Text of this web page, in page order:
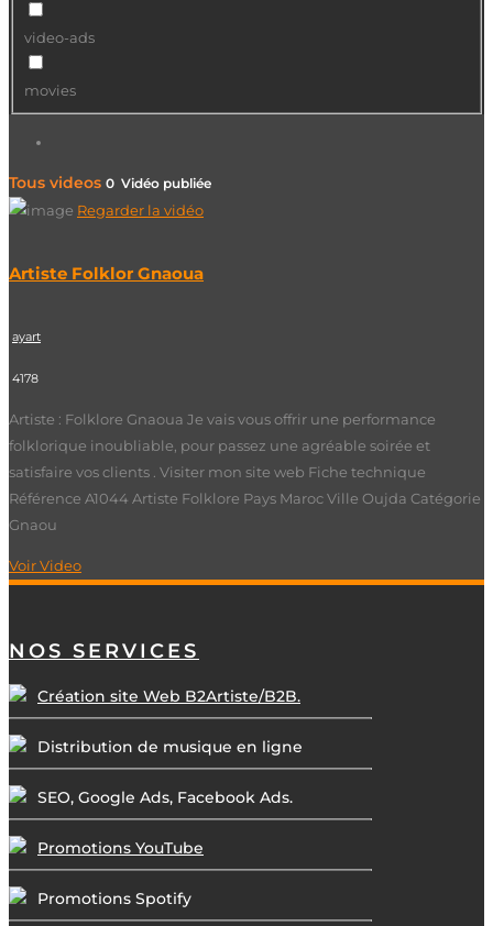
video-ads
movies
Tous videos 0 Vidéo publiée
Regarder la vidéo
Artiste Folklor Gnaoua
ayart
4178
Artiste : Folklore Gnaoua Je vais vous offrir une performance
folklorique inoubliable, pour passez une agréable soirée et
satisfaire vos clients . Visiter mon site web Fiche technique
Référence A1044 Artiste Folklore Pays Maroc Ville Oujda Catégorie
Gnaou
Voir Video
NOS SERVICES
Création site Web B2Artiste/B2B.
Distribution de musique en ligne
SEO, Google Ads, Facebook Ads.
Promotions YouTube
Promotions Spotify